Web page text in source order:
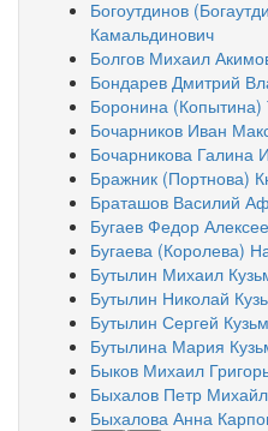
Богоутдинов
Камальдинович
Болгов Михаил
Бондарев Дмитрий
Боронина
Бочарников Иван
Бочарникова Галина
Бражник (Портнова)
Браташов Василий
Бугаев Федор
Бугаева (Королева)
Бутылин Михаил
Бутылин Николай
Бутылин Сергей
Бутылина Мария
Быков Михаил
Быхалов Петр
Быхалова Анна